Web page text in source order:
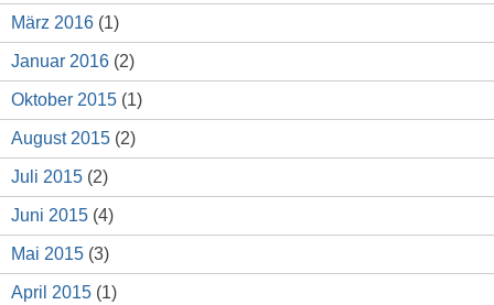
März 2016 (1)
Januar 2016 (2)
Oktober 2015 (1)
August 2015 (2)
Juli 2015 (2)
Juni 2015 (4)
Mai 2015 (3)
April 2015 (1)